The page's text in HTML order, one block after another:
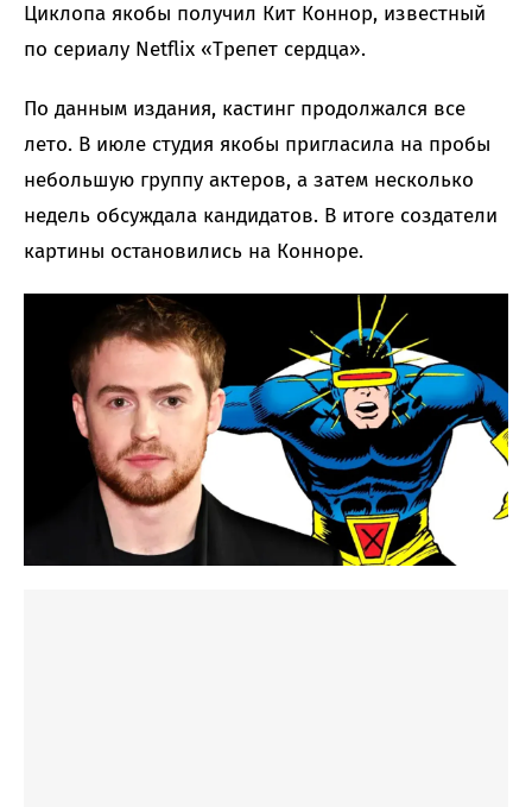
Циклопа якобы получил Кит Коннор, известный
по сериалу Netflix «Трепет сердца».
По данным издания, кастинг продолжался все
лето. В июле студия якобы пригласила на пробы
небольшую группу актеров, а затем несколько
недель обсуждала кандидатов. В итоге создатели
картины остановились на Конноре.